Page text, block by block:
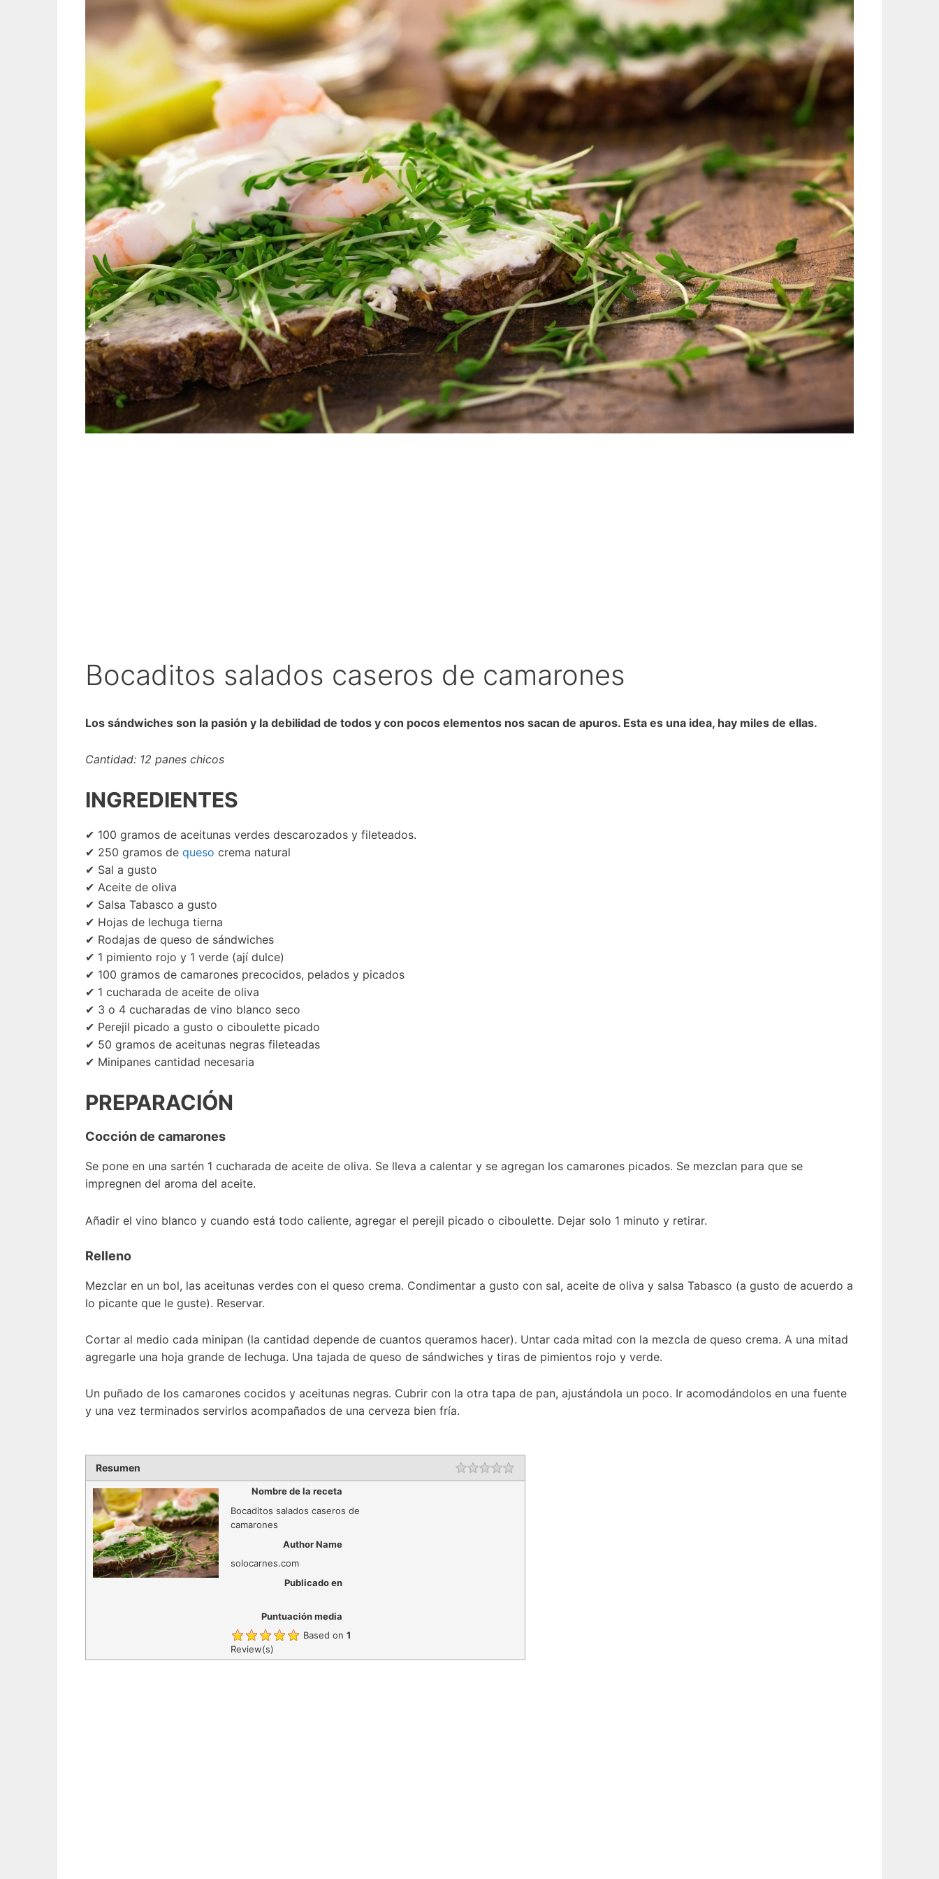
Bocaditos salados caseros de camarones
Los sándwiches son la pasión y la debilidad de todos y con pocos elementos nos sacan de apuros. Esta es una idea, hay miles de ellas.
Cantidad: 12 panes chicos
INGREDIENTES
✔ 100 gramos de aceitunas verdes descarozados y fileteados.
✔ 250 gramos de queso crema natural
✔ Sal a gusto
✔ Aceite de oliva
✔ Salsa Tabasco a gusto
✔ Hojas de lechuga tierna
✔ Rodajas de queso de sándwiches
✔ 1 pimiento rojo y 1 verde (ají dulce)
✔ 100 gramos de camarones precocidos, pelados y picados
✔ 1 cucharada de aceite de oliva
✔ 3 o 4 cucharadas de vino blanco seco
✔ Perejil picado a gusto o ciboulette picado
✔ 50 gramos de aceitunas negras fileteadas
✔ Minipanes cantidad necesaria
PREPARACIÓN
Cocción de camarones
Se pone en una sartén 1 cucharada de aceite de oliva. Se lleva a calentar y se agregan los camarones picados. Se mezclan para que se
impregnen del aroma del aceite.
Añadir el vino blanco y cuando está todo caliente, agregar el perejil picado o ciboulette. Dejar solo 1 minuto y retirar.
Relleno
Mezclar en un bol, las aceitunas verdes con el queso crema. Condimentar a gusto con sal, aceite de oliva y salsa Tabasco (a gusto de acuerdo a
lo picante que le guste). Reservar.
Cortar al medio cada minipan (la cantidad depende de cuantos queramos hacer). Untar cada mitad con la mezcla de queso crema. A una mitad
agregarle una hoja grande de lechuga. Una tajada de queso de sándwiches y tiras de pimientos rojo y verde.
Un puñado de los camarones cocidos y aceitunas negras. Cubrir con la otra tapa de pan, ajustándola un poco. Ir acomodándolos en una fuente
y una vez terminados servirlos acompañados de una cerveza bien fría.
Resumen Rating
Nombre de la receta
Bocaditos salados caseros de
camarones
Author Name
solocarnes.com
Publicado en
Puntuación media
Based on 1
Review(s)